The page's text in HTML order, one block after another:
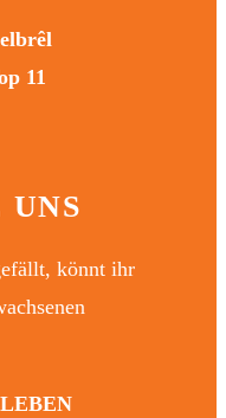
11
UNS
könnt ihr